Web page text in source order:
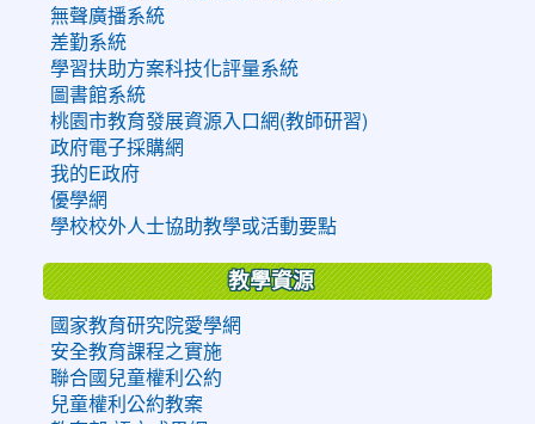
無聲廣播系統
差勤系統
學習扶助方案科技化評量系統
圖書館系統
桃園市教育發展資源入口網(教師研習)
政府電子採購網
我的E政府
優學網
學校校外人士協助教學或活動要點
教學資源
國家教育研究院愛學網
安全教育課程之實施
聯合國兒童權利公約
兒童權利公約教案